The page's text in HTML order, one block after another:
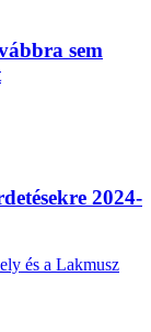
sem
2024-
és a Lakmusz